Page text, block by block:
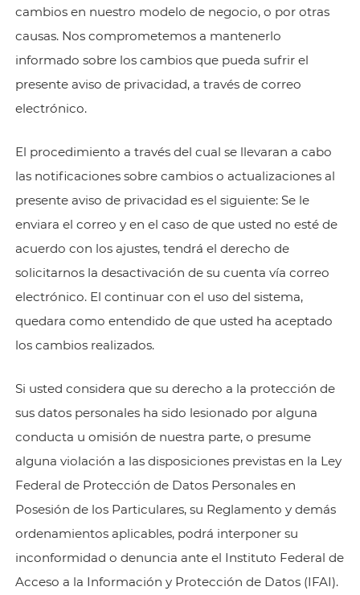
cambios en nuestro modelo de negocio, o por otras
causas. Nos comprometemos a mantenerlo
informado sobre los cambios que pueda sufrir el
presente aviso de privacidad, a través de correo
electrónico.
El procedimiento a través del cual se llevaran a cabo
las notificaciones sobre cambios o actualizaciones al
presente aviso de privacidad es el siguiente: Se le
enviara el correo y en el caso de que usted no esté de
acuerdo con los ajustes, tendrá el derecho de
solicitarnos la desactivación de su cuenta vía correo
electrónico. El continuar con el uso del sistema,
quedara como entendido de que usted ha aceptado
los cambios realizados.
Si usted considera que su derecho a la protección de
sus datos personales ha sido lesionado por alguna
conducta u omisión de nuestra parte, o presume
alguna violación a las disposiciones previstas en la Ley
Federal de Protección de Datos Personales en
Posesión de los Particulares, su Reglamento y demás
ordenamientos aplicables, podrá interponer su
inconformidad o denuncia ante el Instituto Federal de
Acceso a la Información y Protección de Datos (IFAI).